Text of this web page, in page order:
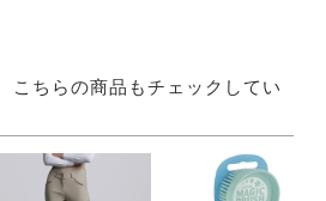
タンプレス
こちらの商品もチェックしてい